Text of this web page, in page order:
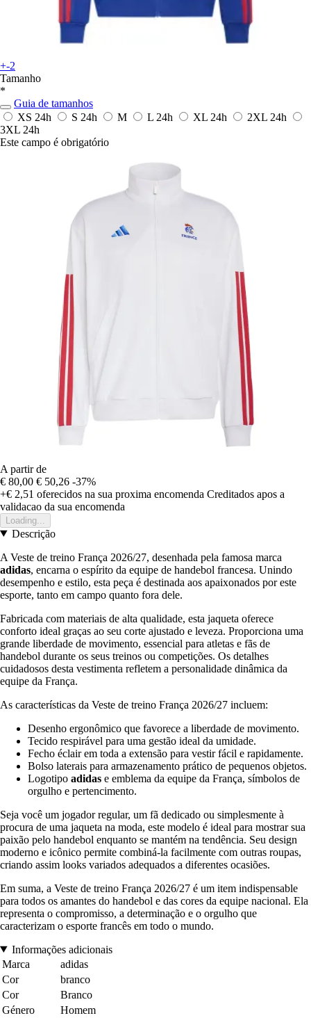
+-2
Tamanho
*
Guia de tamanhos
XS 24h S 24h M L 24h XL 24h 2XL 24h
3XL 24h
Este campo é obrigatório
A partir de
€ 80,00 € 50,26 -37%
+€ 2,51 oferecidos na sua proxima encomenda Creditados apos a
validacao da sua encomenda
Loading...
Descrição
A Veste de treino França 2026/27, desenhada pela famosa marca
adidas, encarna o espírito da equipe de handebol francesa. Unindo
desempenho e estilo, esta peça é destinada aos apaixonados por este
esporte, tanto em campo quanto fora dele.
Fabricada com materiais de alta qualidade, esta jaqueta oferece
conforto ideal graças ao seu corte ajustado e leveza. Proporciona uma
grande liberdade de movimento, essencial para atletas e fãs de
handebol durante os seus treinos ou competições. Os detalhes
cuidadosos desta vestimenta refletem a personalidade dinâmica da
equipe da França.
As características da Veste de treino França 2026/27 incluem:
Desenho ergonômico que favorece a liberdade de movimento.
Tecido respirável para uma gestão ideal da umidade.
Fecho éclair em toda a extensão para vestir fácil e rapidamente.
Bolso laterais para armazenamento prático de pequenos objetos.
Logotipo adidas e emblema da equipe da França, símbolos de
orgulho e pertencimento.
Seja você um jogador regular, um fã dedicado ou simplesmente à
procura de uma jaqueta na moda, este modelo é ideal para mostrar sua
paixão pelo handebol enquanto se mantém na tendência. Seu design
moderno e icônico permite combiná-la facilmente com outras roupas,
criando assim looks variados adequados a diferentes ocasiões.
Em suma, a Veste de treino França 2026/27 é um item indispensable
para todos os amantes do handebol e das cores da equipe nacional. Ela
representa o compromisso, a determinação e o orgulho que
caracterizam o esporte francês em todo o mundo.
Informações adicionais
Marca
adidas
Cor
branco
Cor
Branco
Género
Homem